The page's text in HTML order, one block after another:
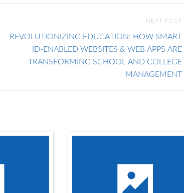
NEXT POST
REVOLUTIONIZING EDUCATION: HOW SMART
ID-ENABLED WEBSITES & WEB APPS ARE
TRANSFORMING SCHOOL AND COLLEGE
MANAGEMENT